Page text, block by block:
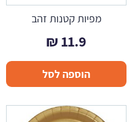
מפיות קטנות זהב
11.9
₪
הוספה לסל